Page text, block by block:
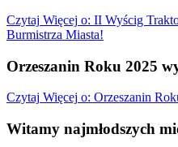
Czytaj Więcej o: II Wyścig
Burmistrza Miasta!
Orzeszanin Roku 2025
Czytaj Więcej o: Orzeszanin
Witamy najmłodszych